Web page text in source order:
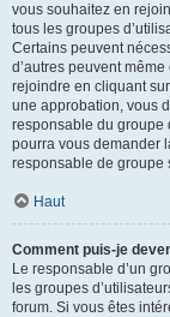
vous souhaitez en
tous les groupes
Certains peuvent
d’autres peuvent
rejoindre en cliquant
une approbation, vous
responsable du groupe
pourra vous demander
responsable de groupe
Haut
Comment puis-je
Le responsable d’un
les groupes
forum. Si vous êtes